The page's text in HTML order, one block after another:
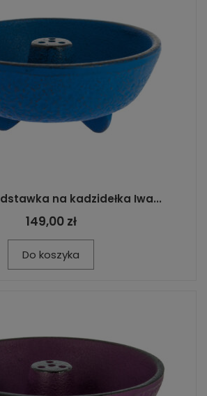
na kadzidełka Iwa...
149,00 zł
Do koszyka